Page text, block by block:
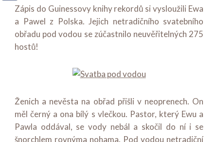
Zápis do Guinessovy knihy rekordů si vysloužili Ewa
a Pawel z Polska. Jejich netradičního svatebního
obřadu pod vodou se zúčastnilo neuvěřitelných 275
hostů!
Ženich a nevěsta na obřad přišli v neoprenech. On
měl černý a ona bílý s vlečkou. Pastor, který Ewu a
Pawla oddával, se vody nebál a skočil do ní i se
šnorchlem rovnýma nohama. Pod vodou netradiční